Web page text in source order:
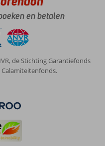
en betalen
de Stichting Garantiefonds
Calamiteitenfonds.